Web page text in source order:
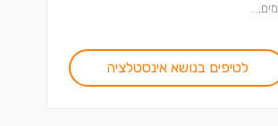
מים,...
לטיפים בנושא אינסטלציה